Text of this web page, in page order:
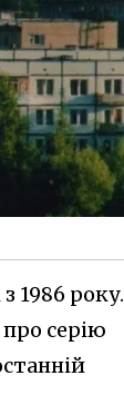
1986 року.
серію